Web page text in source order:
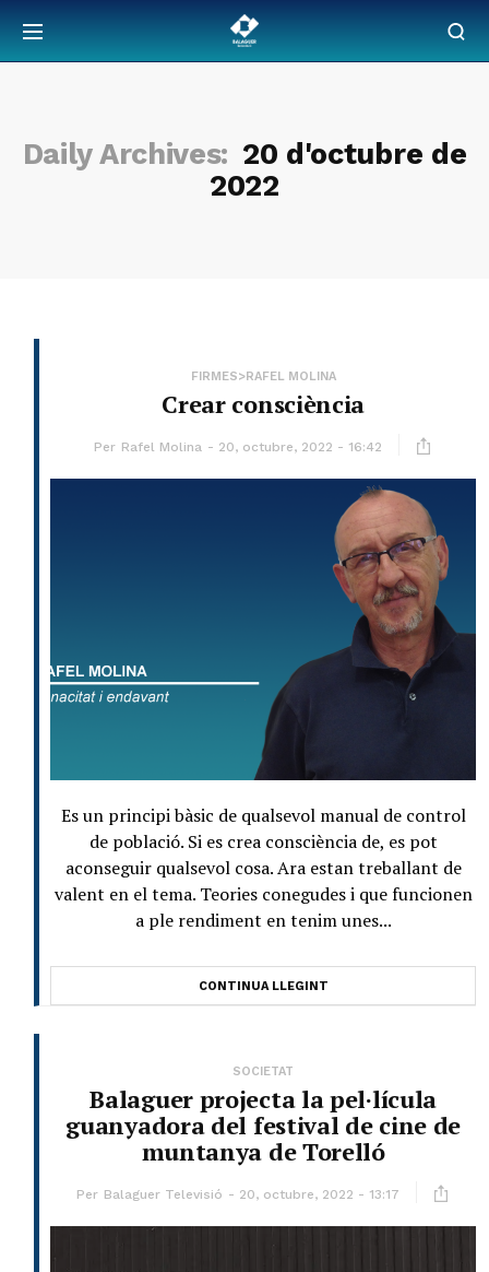
Daily Archives: 20 d'octubre de
2022
FIRMES>RAFEL MOLINA
Crear consciència
Per Rafel Molina 20, octubre, 2022 - 16:42
Es un principi bàsic de qualsevol manual de control
de població. Si es crea consciència de, es pot
aconseguir qualsevol cosa. Ara estan treballant de
valent en el tema. Teories conegudes i que funcionen
a ple rendiment en tenim unes...
CONTINUA LLEGINT
SOCIETAT
Balaguer projecta la pel·lícula
guanyadora del festival de cine de
muntanya de Torelló
Per Balaguer Televisió 20, octubre, 2022 - 13:17